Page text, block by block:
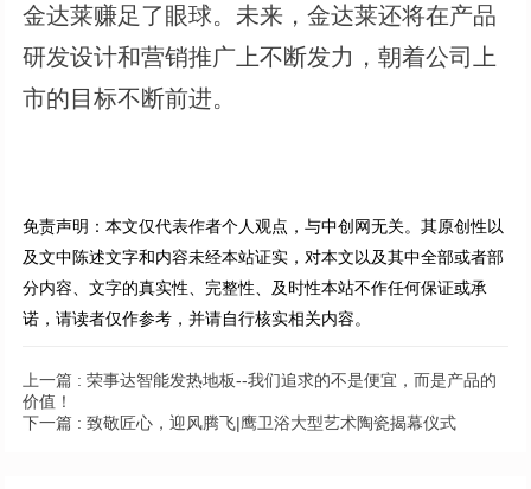
金达莱赚足了眼球。未来，金达莱还将在产品
研发设计和营销推广上不断发力，朝着公司上
市的目标不断前进。
免责声明：本文仅代表作者个人观点，与中创网无关。其原创性以
及文中陈述文字和内容未经本站证实，对本文以及其中全部或者部
分内容、文字的真实性、完整性、及时性本站不作任何保证或承
诺，请读者仅作参考，并请自行核实相关内容。
上一篇 : 荣事达智能发热地板--我们追求的不是便宜，而是产品的
价值！
下一篇 : 致敬匠心，迎风腾飞|鹰卫浴大型艺术陶瓷揭幕仪式